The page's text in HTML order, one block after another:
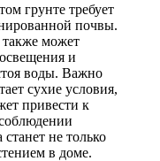
грунте требует
почвы.
может
и
воды. Важно
сухие условия,
привести к
не только
в доме.